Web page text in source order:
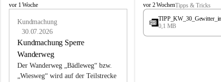
L
vor 1 Woche
Kundmachung
30.07.2026
Kundmachung Sperre
Wanderweg
Der Wanderweg „Bädleweg“ bzw.
„Wiesweg“ wird auf der Teilstrecke
L
a
e
vor 2 WochenTipps & Tricks
0,1 MB